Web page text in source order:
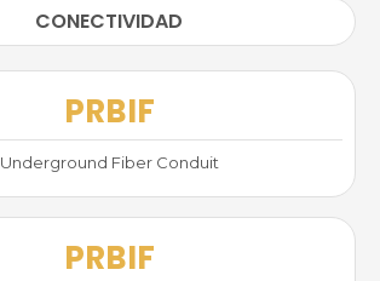
CONECTIVIDAD
PRBIF
Underground Fiber Conduit
PRBIF